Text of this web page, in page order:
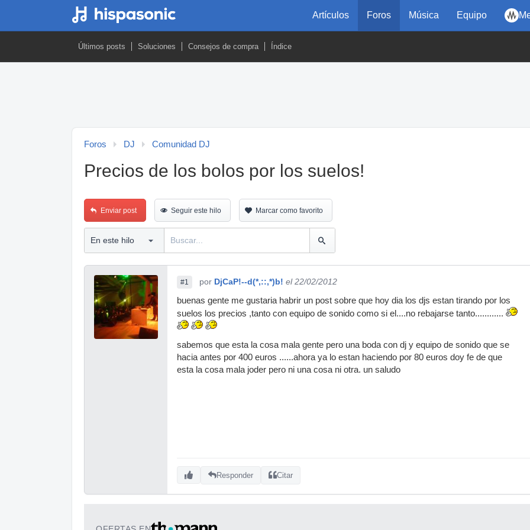
Artículos Foros Música Equipo
Últimos posts Soluciones Consejos de compra Índice
Foros DJ Comunidad DJ
Precios de los bolos por los suelos!
Enviar post Seguir este hilo Marcar como favorito
#1 por DjCaP!--d(*,::,*)b! el 22/02/2012
buenas gente me gustaria habrir un post sobre que hoy dia los djs estan tirando por los
suelos los precios ,tanto con equipo de sonido como si el....no rebajarse tanto............
sabemos que esta la cosa mala gente pero una boda con dj y equipo de sonido que se
hacia antes por 400 euros ......ahora ya lo estan haciendo por 80 euros doy fe de que
esta la cosa mala joder pero ni una cosa ni otra. un saludo
Responder Citar